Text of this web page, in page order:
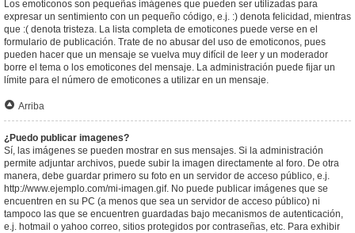
Los emoticonos son pequeñas imágenes que pueden ser utilizadas para
expresar un sentimiento con un pequeño código, e.j. :) denota felicidad, mientras
que :( denota tristeza. La lista completa de emoticones puede verse en el
formulario de publicación. Trate de no abusar del uso de emoticonos, pues
pueden hacer que un mensaje se vuelva muy difícil de leer y un moderador
borre el tema o los emoticones del mensaje. La administración puede fijar un
límite para el número de emoticones a utilizar en un mensaje.
Arriba
¿Puedo publicar imagenes?
Sí, las imágenes se pueden mostrar en sus mensajes. Si la administración
permite adjuntar archivos, puede subir la imagen directamente al foro. De otra
manera, debe guardar primero su foto en un servidor de acceso público, e.j.
http://www.ejemplo.com/mi-imagen.gif. No puede publicar imágenes que se
encuentren en su PC (a menos que sea un servidor de acceso público) ni
tampoco las que se encuentren guardadas bajo mecanismos de autenticación,
e.j. hotmail o yahoo correo, sitios protegidos por contraseñas, etc. Para exhibir